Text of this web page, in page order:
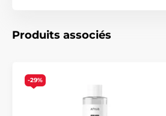
Produits associés
-29%